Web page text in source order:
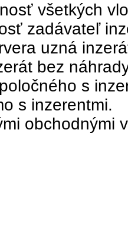
všetkých
zadávateľ
uzná
bez
s
s inzerentmi.
obchodnými